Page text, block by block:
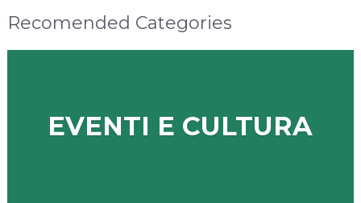
Recomended Categories
EVENTI E CULTURA